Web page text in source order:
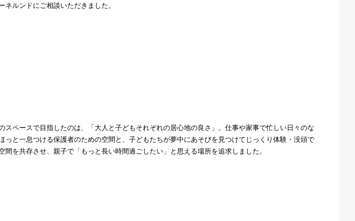
ネルンドにご相談いただきました。
スペースで目指したのは、「大人と子どもそれぞれの居心地の良さ」。仕事や家事で忙しい日々のな
っと一息つける保護者のための空間と、子どもたちが夢中にあそびを見つけてじっくり体験・没頭で
間を共存させ、親子で「もっと長い時間過ごしたい」と思える場所を追求しました。